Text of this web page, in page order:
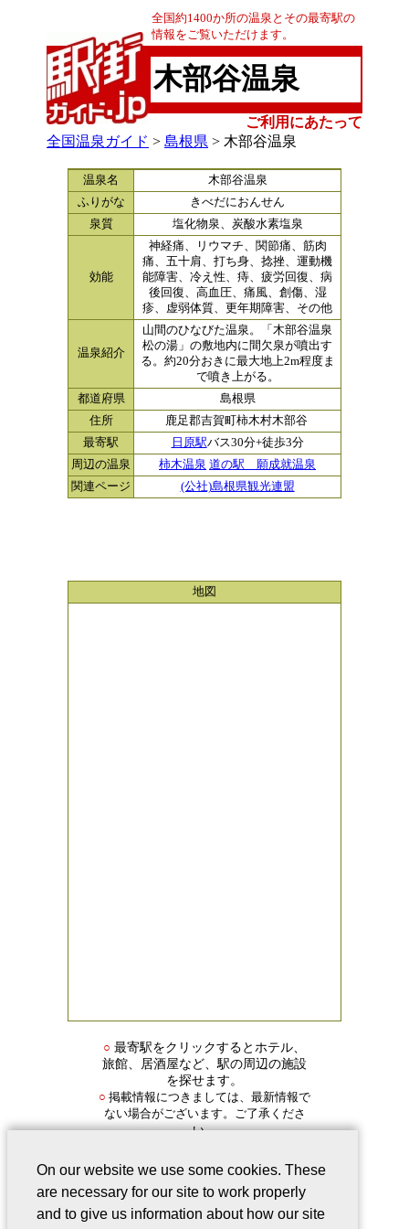
全国約1400か所の温泉とその最寄駅の
情報をご覧いただけます。
木部谷温泉
ご利用にあたって
全国温泉ガイド > 島根県 > 木部谷温泉
温泉名
木部谷温泉
ふりがな
きべだにおんせん
泉質
塩化物泉、炭酸水素塩泉
効能
神経痛、リウマチ、関節痛、筋肉
痛、五十肩、打ち身、捻挫、運動機
能障害、冷え性、痔、疲労回復、病
後回復、高血圧、痛風、創傷、湿
疹、虚弱体質、更年期障害、その他
温泉紹介
山間のひなびた温泉。「木部谷温泉
松の湯」の敷地内に間欠泉が噴出す
る。約20分おきに最大地上2m程度ま
で噴き上がる。
都道府県
島根県
住所
鹿足郡吉賀町柿木村木部谷
最寄駅
日原駅バス30分+徒歩3分
周辺の温泉
柿木温泉 道の駅 願成就温泉
関連ページ
(公社)島根県観光連盟
地図
○ 最寄駅をクリックするとホテル、
旅館、居酒屋など、駅の周辺の施設
を探せます。
○ 掲載情報につきましては、最新情報で
ない場合がございます。ご了承くださ
い。
On our website we use some cookies. These
are necessary for our site to work properly
and to give us information about how our site